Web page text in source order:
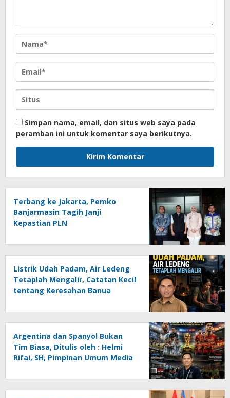
Simpan nama, email, dan situs web saya pada
peramban ini untuk komentar saya berikutnya.
Terbang ke Jakarta, Pemko
Banjarmasin Tagih Janji
Kepastian PLN
Listrik Udah Padam, Air Ledeng
Tetaplah Mengalir, Catatan Kecil
tentang Keresahan Banua
Ancaman Lingkungan, Oleh :
Helmi Rifai, SH
Argentina dan Spanyol Bukan
Tim Biasa, Ditulis oleh : Helmi
Rifai, SH, Pimpinan Umum Media